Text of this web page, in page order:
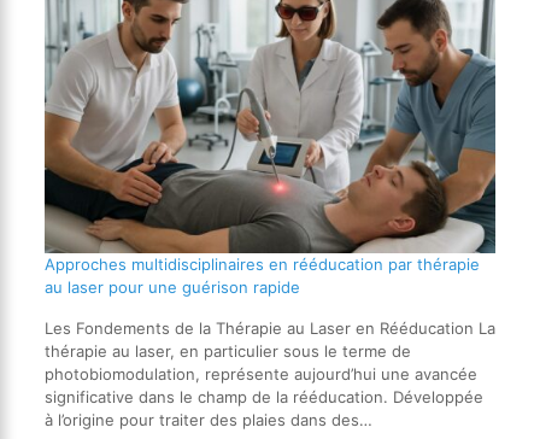
Approches multidisciplinaires en rééducation par thérapie
au laser pour une guérison rapide
Les Fondements de la Thérapie au Laser en Rééducation La
thérapie au laser, en particulier sous le terme de
photobiomodulation, représente aujourd’hui une avancée
significative dans le champ de la rééducation. Développée
à l’origine pour traiter des plaies dans des…